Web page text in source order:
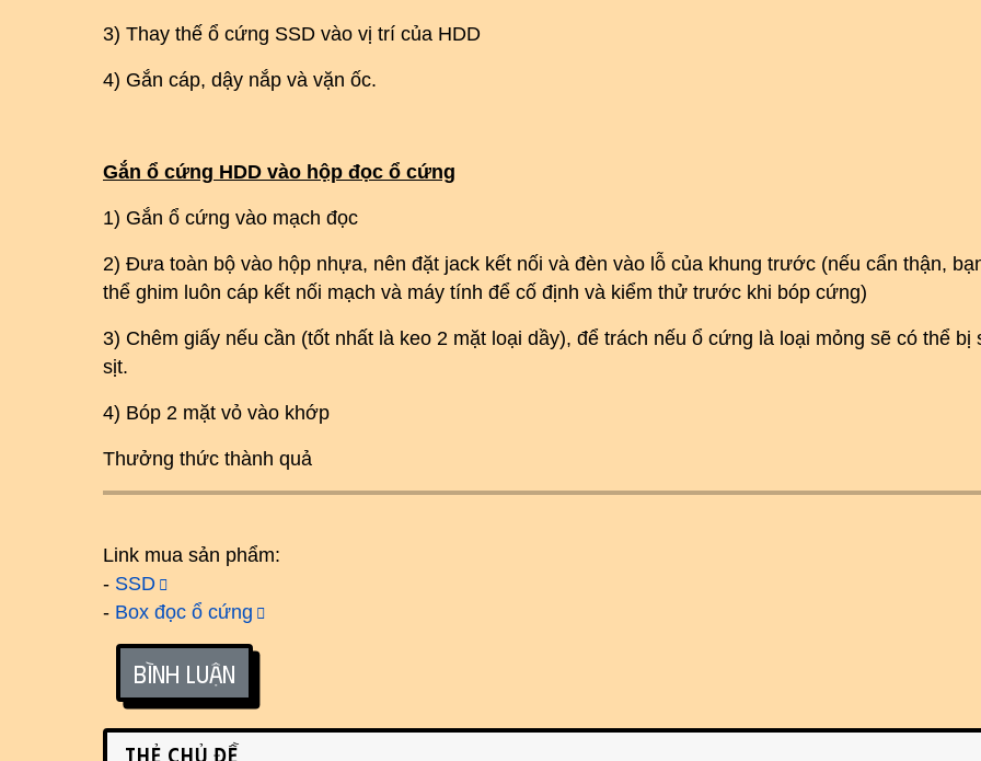
3) Thay thế ổ cứng SSD vào vị trí của HDD
4) Gắn cáp, dậy nắp và vặn ốc.
Gắn ổ cứng HDD vào hộp đọc ổ cứng
1) Gắn ổ cứng vào mạch đọc
2) Đưa toàn bộ vào hộp nhựa, nên đặt jack kết nối và đèn vào lỗ của khung trước (nếu cẩn thận,
thể ghim luôn cáp kết nối mạch và máy tính để cố định và kiểm thử trước khi bóp cứng)
3) Chêm giấy nếu cần (tốt nhất là keo 2 mặt loại dầy), để trách nếu ổ cứng là loại mỏng sẽ có thể bị
sịt.
4) Bóp 2 mặt vỏ vào khớp
Thưởng thức thành quả
Link mua sản phẩm:
- SSD
- Box đọc ổ cứng
Bình luận
Related content
Thẻ chủ đề